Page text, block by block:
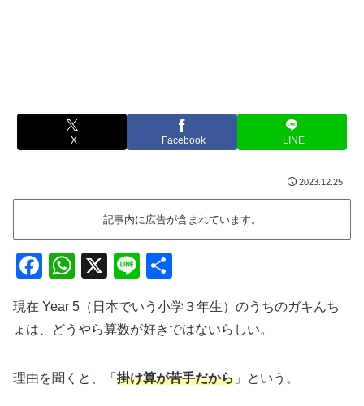
X Facebook LINE
2023.12.25
記事内に広告が含まれています。
F
c
e
b
W
at
s
A
X
Li
e
現在 Year 5（日本でいう小学３年生）のうちのガキんち
ょは、どうやら算数が好きではないらしい。
理由を聞くと、「 掛け算が苦手だから 」という。